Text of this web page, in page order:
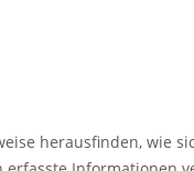
herausfinden,